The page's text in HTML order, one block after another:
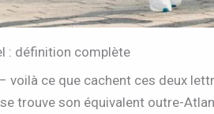
: définition complète
voilà ce que cachent ces deux
trouve son équivalent outre-